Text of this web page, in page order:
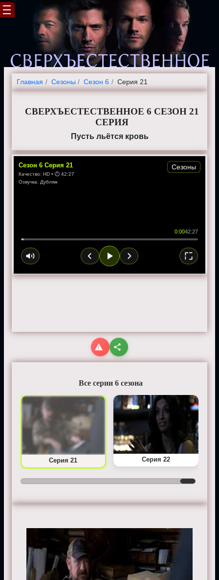
Главная Cезоны Сезон 6 Серия 21
СВЕРХЪЕСТЕСТВЕННОЕ 6 СЕЗОН 21
СЕРИЯ
Пусть льётся кровь
Сезон 6 Серия 21
Качество: HD • ⏱ 42:27
Озвучка: Дубляж
0:0042:27
Сезоны
Все серии 6 сезона
Серия 21 Серия 22